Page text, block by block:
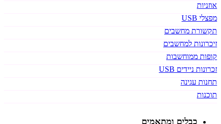
אוזניות
מפצלי USB
תקשורת מחשבים
זיכרונות למחשבים
קופות ממוחשבות
זכרונות ניידים USB
תחנות עגינה
תוכנות
כבלים ומתאמים